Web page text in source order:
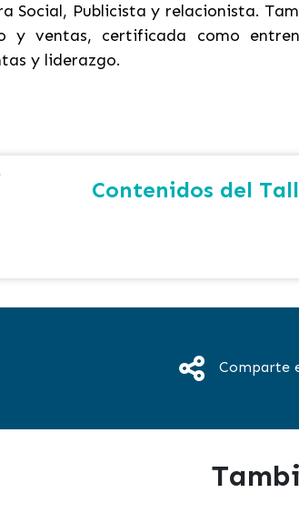
Social, Publicista y relacionista.
y ventas, certificada como
y liderazgo.
Contenidos del
Comparte